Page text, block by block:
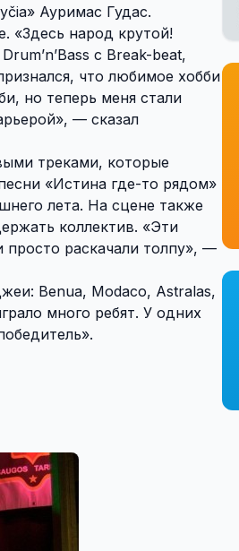
Ауримас Гудас.
«Здесь народ крутой!
с Break-beat,
что любимое хобби
но теперь меня стали
— сказал
треками, которые
«Истина где-то рядом»
лета. На сцене также
коллектив. «Эти
раскачали толпу», —
Benua, Modaco, Astralas,
много ребят. У одних